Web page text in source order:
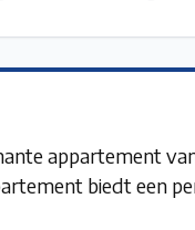
appartement
biedt een